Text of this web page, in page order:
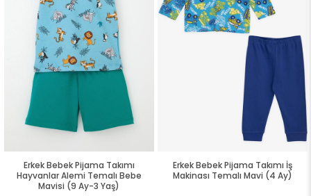
Erkek Bebek Pijama Takımı
Hayvanlar Alemi Temalı Bebe
Mavisi (9 Ay-3 Yaş)
Erkek Bebek Pijama Takımı İş
Makinası Temalı Mavi (4 Ay)